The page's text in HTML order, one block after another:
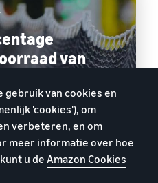
van
gebruik van cookies en
'cookies'), om
verbeteren, en om
meer informatie over hoe
u de Amazon Cookies